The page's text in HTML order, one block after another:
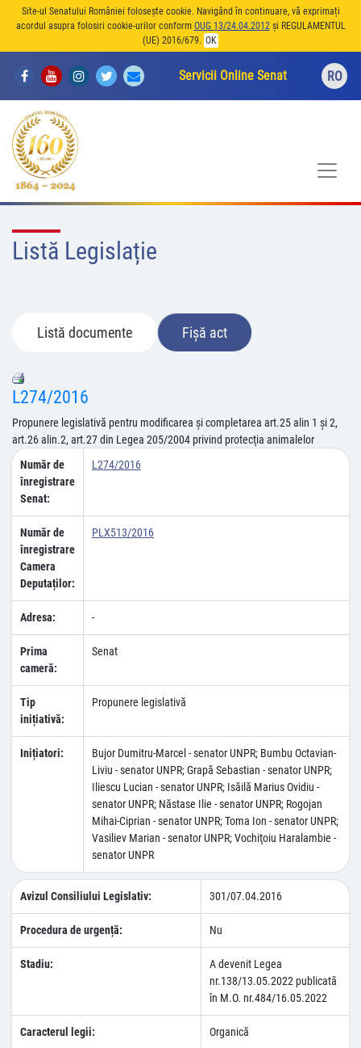
Site-ul Senatului României folosește cookie. Navigând în continuare, vă exprimați
acordul asupra folosiri cookie-urilor conform OUG 13/24.04.2012și REGULAMENTUL
(UE) 2016/679. OK
Servicii Online Senat RO
Listă Legislație
Listă documente Fișă act
L274/2016
Propunere legislativă pentru modificarea şi completarea art.25 alin 1 şi 2,
art.26 alin.2, art.27 din Legea 205/2004 privind protecţia animalelor
Număr de
înregistrare
Senat:
L274/2016
Număr de
înregistrare
Camera
Deputaților:
PLX513/2016
Adresa: -
Prima
cameră:
Senat
Tip
inițiativă:
Propunere legislativă
Inițiatori:
Bujor Dumitru-Marcel - senator UNPR; Bumbu Octavian-
Liviu - senator UNPR; Grapă Sebastian - senator UNPR;
Iliescu Lucian - senator UNPR; Isăilă Marius Ovidiu -
senator UNPR; Năstase Ilie - senator UNPR; Rogojan
Mihai-Ciprian - senator UNPR; Toma Ion - senator UNPR;
Vasiliev Marian - senator UNPR; Vochiţoiu Haralambie -
senator UNPR
Avizul Consiliului Legislativ: 301/07.04.2016
Procedura de urgență: Nu
Stadiu:
A devenit Legea
nr.138/13.05.2022 publicatã
în M.O. nr.484/16.05.2022
Caracterul legii: Organică